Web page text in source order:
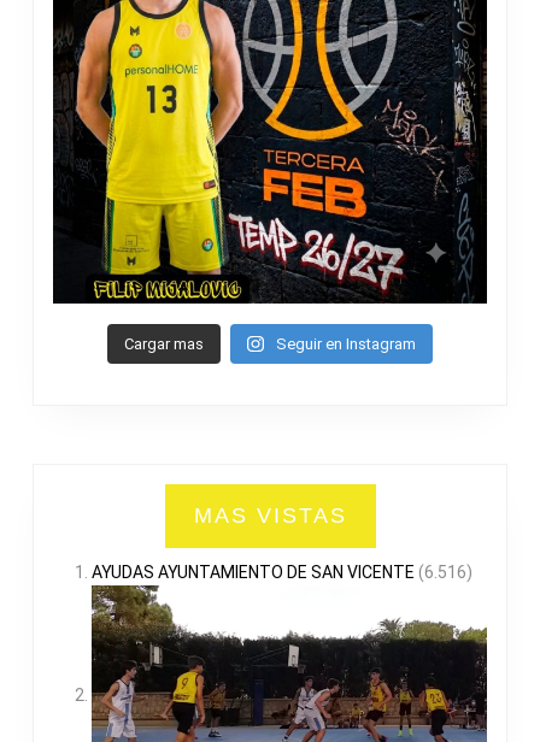
Cargar mas Seguir en Instagram
MAS VISTAS
AYUDAS AYUNTAMIENTO DE SAN VICENTE (6.516)